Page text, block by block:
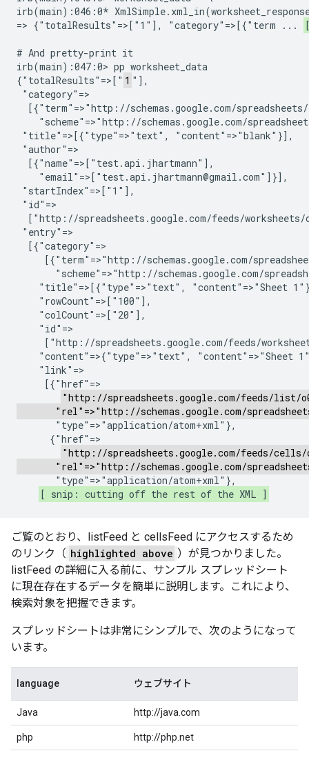
irb(main):046:0*
=> {"totalResults"=>["1"], "category"=>[{"term ...
# And pretty-print it
irb(main):047:0> pp worksheet_data
{"totalResults"=>[" 1 "],
"category"=>
[{"term"=>"http://schemas.google.com/
"scheme"=>"http://schemas.google.com/
"title"=>[{"type"=>"text", "content"=>"blank"}],
"author"=>
  [{"name"=>["test.api.jhartmann"],
    "email"=>["test.api.jhartmann@gmail.com"]}],
"startIndex"=>["1"],
"id"=>
["http://spreadsheets.google.com/feeds/
"entry"=>
  [{"category"=>
[{"term"=>"http://schemas.google.com/
"scheme"=>"http://schemas.google.com/
"title"=>[{"type"=>"text", "content"=>"Sheet
    "rowCount"=>["100"],
    "colCount"=>["20"],
    "id"=>
["http://spreadsheets.google.com/feeds/
"content"=>{"type"=>"text", "content"=>"Sheet
    "link"=>
     [{"href"=>
"http://spreadsheets.google.com/feeds/list/
"rel"=>"http://schemas.google.com/
       "type"=>"application/atom+xml"},
      {"href"=>
"http://spreadsheets.google.com/feeds/cells/
"rel"=>"http://schemas.google.com/
       "type"=>"application/atom+xml"},
[ snip: cutting off the rest of the XML ]
ご覧のとおり、listFeed と cellsFeed にアクセスするため
のリンク（ highlighted above ）が見つかりました。
listFeed の詳細に入る前に、サンプル スプレッドシート
に現在存在するデータを簡単に説明します。これにより、
検索対象を把握できます。
スプレッドシートは非常にシンプルで、次のようになって
います。
language ウェブサイト
Java http://java.com
php http://php.net